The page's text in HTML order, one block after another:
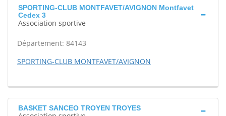
SPORTING-CLUB MONTFAVET/AVIGNON Montfavet
Cedex 3
Association sportive
Département: 84143
SPORTING-CLUB MONTFAVET/AVIGNON
BASKET SANCEO TROYEN TROYES